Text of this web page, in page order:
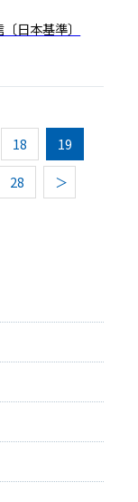
日本基準〕
18
19
28 ＞